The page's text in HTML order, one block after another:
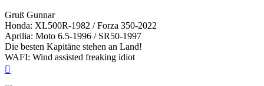
Gruß Gunnar
Honda: XL500R-1982 / Forza 350-2022
Aprilia: Moto 6.5-1996 / SR50-1997
Die besten Kapitäne stehen an Land!
WAFI: Wind assisted freaking idiot